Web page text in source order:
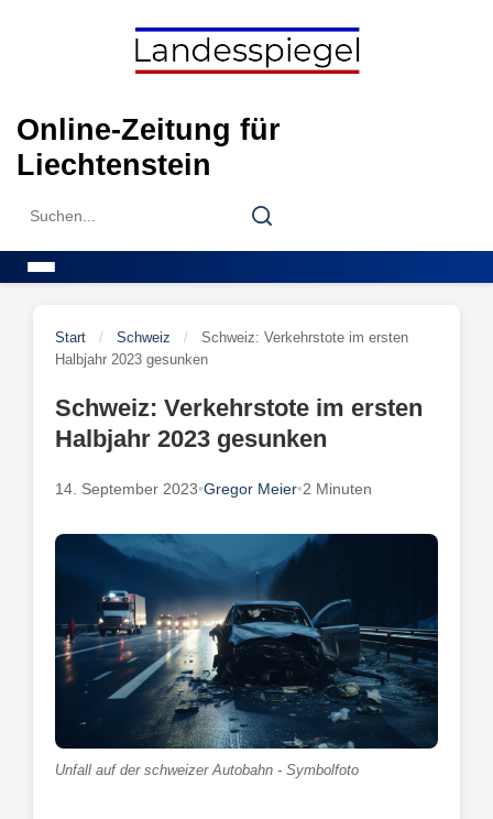
Online-Zeitung für
Liechtenstein
Search
Search
Start / Schweiz /
Schweiz: Verkehrstote im ersten
Halbjahr 2023 gesunken
Schweiz: Verkehrstote im ersten
Halbjahr 2023 gesunken
14. September 2023•Gregor Meier•2 Minuten
Unfall auf der schweizer Autobahn - Symbolfoto